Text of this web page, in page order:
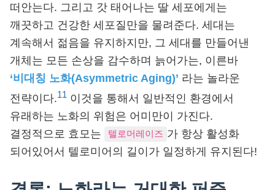
떠안는다. 그리고 갓 태어나는 딸 세포에게는
깨끗하고 건강한 세포질만을 물려준다. 세대는
계속해서 젊음을 유지하지만, 그 세대를 만들어낸
개체는 모든 손상을 감수하며 늙어가는, 이른바
‘비대칭 노화(Asymmetric Aging)’ 라는 놀라운
전략이다.11 이것을 통해서 일반적인 환경에서
유래하는 노화의 위험은 어미만이 가진다.
결정적으로 효모는
텔로머레이즈 가 항상 활성화
되어있어서 텔로미어의 길이가 일정하게 유지된다!